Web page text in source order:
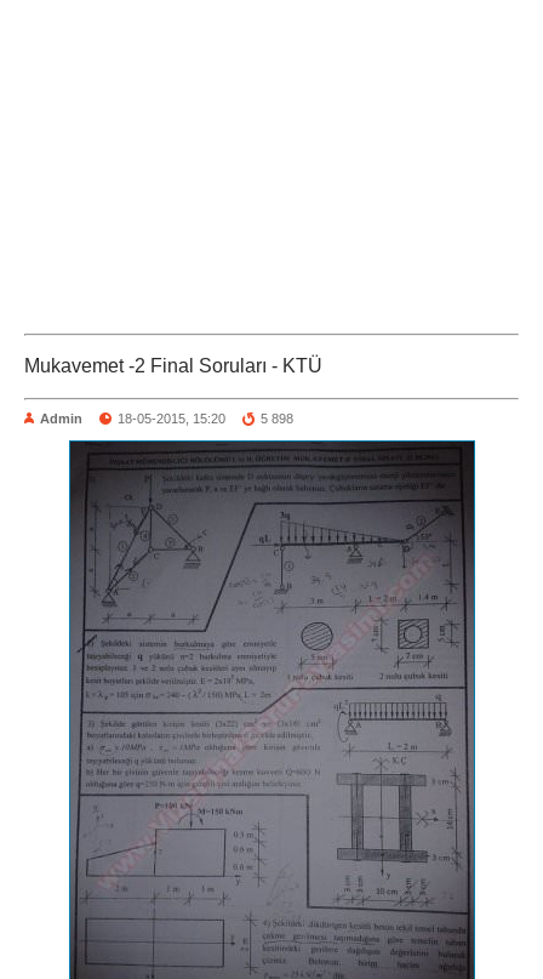
Mukavemet -2 Final Soruları - KTÜ
Admin 18-05-2015, 15:20 5 898